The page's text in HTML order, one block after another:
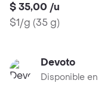
$ 35,00 /u
$1/g (35 g)
Devoto
Disponible en